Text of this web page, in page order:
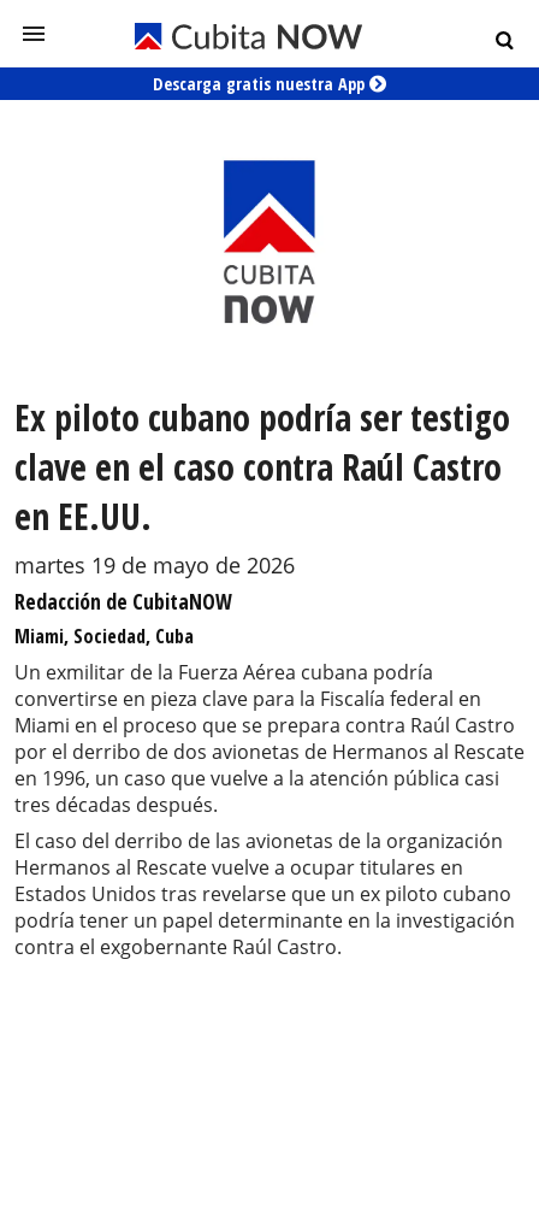
Descarga gratis nuestra App
Ex piloto cubano podría ser testigo
clave en el caso contra Raúl Castro
en EE.UU.
martes 19 de mayo de 2026
Redacción de CubitaNOW
Miami, Sociedad, Cuba
Un exmilitar de la Fuerza Aérea cubana podría
convertirse en pieza clave para la Fiscalía federal en
Miami en el proceso que se prepara contra Raúl Castro
por el derribo de dos avionetas de Hermanos al Rescate
en 1996, un caso que vuelve a la atención pública casi
tres décadas después.
El caso del derribo de las avionetas de la organización
Hermanos al Rescate vuelve a ocupar titulares en
Estados Unidos tras revelarse que un ex piloto cubano
podría tener un papel determinante en la investigación
contra el exgobernante Raúl Castro.